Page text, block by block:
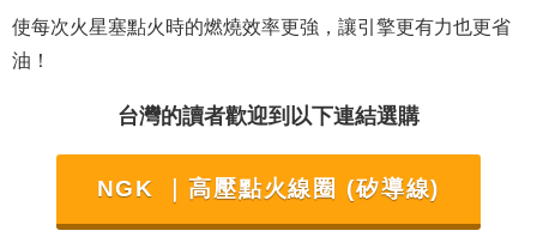
使每次火星塞點火時的燃燒效率更強，讓引擎更有力也更省
油！
台灣的讀者歡迎到以下連結選購
NGK ｜高壓點火線圈 (矽導線)